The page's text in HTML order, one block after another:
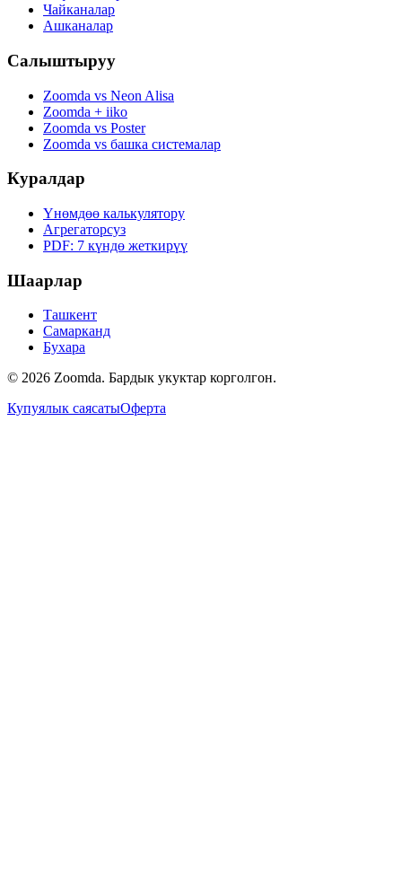
Чайканалар
Ашканалар
Салыштыруу
Zoomda vs Neon Alisa
Zoomda + iiko
Zoomda vs Poster
Zoomda vs башка системалар
Куралдар
Үнөмдөө калькулятору
Агрегаторсуз
PDF: 7 күндө жеткирүү
Шаарлар
Ташкент
Самарканд
Бухара
© 2026 Zoomda. Бардык укуктар корголгон.
Купуялык саясатыОферта